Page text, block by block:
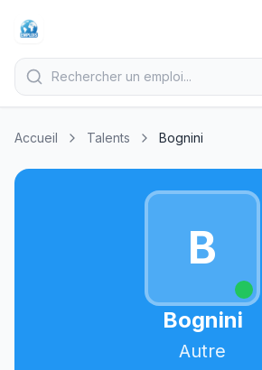
Accueil Talents Bognini
B
Bognini
Autre